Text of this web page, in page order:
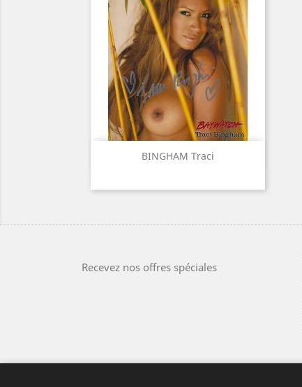
BINGHAM Traci
Aperçu rapide
Recevez nos offres spéciales